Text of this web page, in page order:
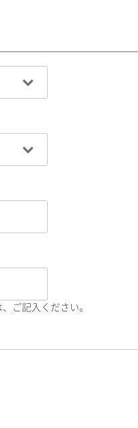
ご記入ください。